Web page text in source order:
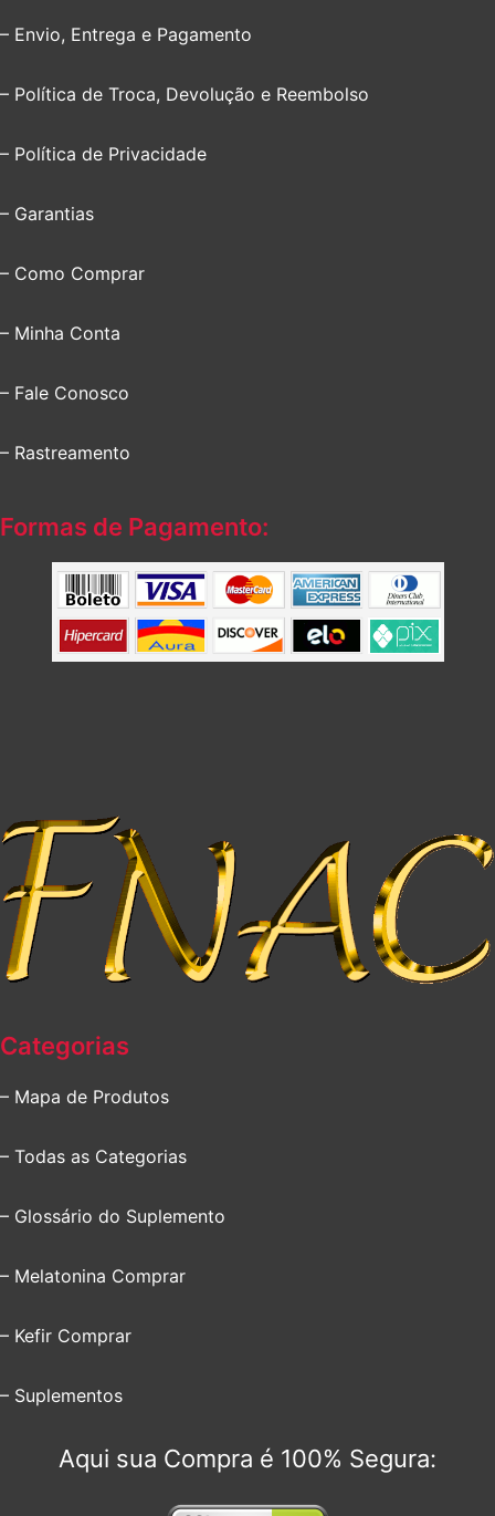
– Envio, Entrega e Pagamento
– Política de Troca, Devolução e Reembolso
– Política de Privacidade
– Garantias
– Como Comprar
– Minha Conta
– Fale Conosco
– Rastreamento
Formas de Pagamento:
Categorias
– Mapa de Produtos
– Todas as Categorias
– Glossário do Suplemento
– Melatonina Comprar
– Kefir Comprar
– Suplementos
Aqui sua Compra é 100% Segura: